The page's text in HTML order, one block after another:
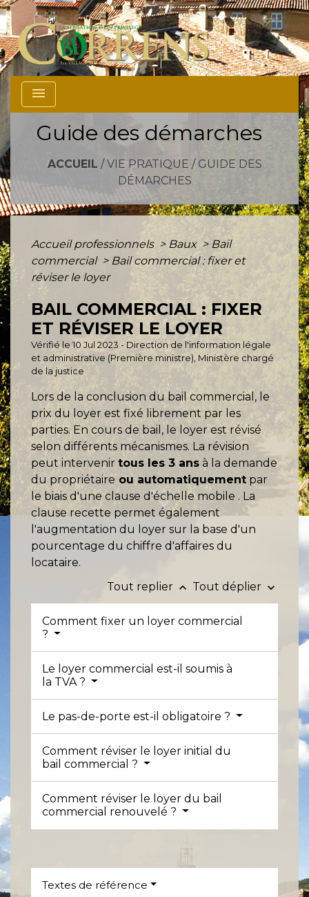
menu
Guide des démarches
ACCUEIL / VIE PRATIQUE / GUIDE DES
DÉMARCHES
Accueil professionnels > Baux > Bail
commercial > Bail commercial : fixer et
réviser le loyer
BAIL COMMERCIAL : FIXER
ET RÉVISER LE LOYER
Vérifié le 10 Jul 2023 - Direction de l'information légale
et administrative (Première ministre), Ministère chargé
de la justice
Lors de la conclusion du bail commercial, le
prix du loyer est fixé librement par les
parties. En cours de bail, le loyer est révisé
selon différents mécanismes. La révision
peut intervenir tous les 3 ans à la demande
du propriétaire ou automatiquement par
le biais d'une clause d'échelle mobile . La
clause recette permet également
l'augmentation du loyer sur la base d'un
pourcentage du chiffre d'affaires du
locataire.
Tout replier keyboard_arrow_up Tout déplier keyboard_arrow_down
Comment fixer un loyer commercial
?
Le loyer commercial est-il soumis à
la TVA ?
Le pas-de-porte est-il obligatoire ?
Comment réviser le loyer initial du
bail commercial ?
Comment réviser le loyer du bail
commercial renouvelé ?
Textes de référence